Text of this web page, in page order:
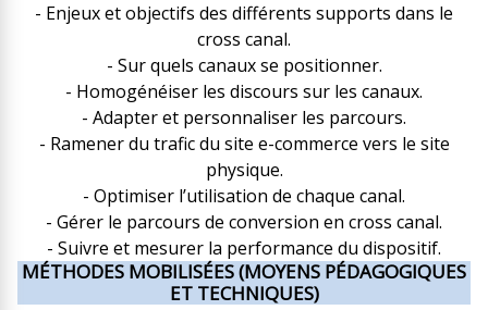
- Enjeux et objectifs des différents supports dans le
cross canal.
- Sur quels canaux se positionner.
- Homogénéiser les discours sur les canaux.
- Adapter et personnaliser les parcours.
- Ramener du trafic du site e-commerce vers le site
physique.
- Optimiser l’utilisation de chaque canal.
- Gérer le parcours de conversion en cross canal.
- Suivre et mesurer la performance du dispositif.
MÉTHODES MOBILISÉES (MOYENS PÉDAGOGIQUES
ET TECHNIQUES)